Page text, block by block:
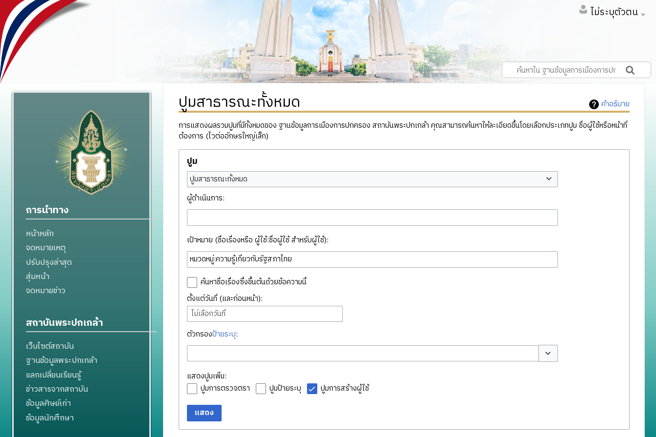
ไม่ระบุตัวตน
คำอธิบาย
ปูมสาธารณะทั้งหมด
การแสดงผลรวมปูมที่มีทั้งหมดของ ฐานข้อมูลการเมืองการปกครอง สถาบันพระปกเกล้า คุณสามารถค้นหาให้ละเอียดขึ้นโดยเลือกประเภทปูม ชื่อผู้ใช้หรือหน้าที่
ต้องการ (ไวต่ออักษรใหญ่เล็ก)
ปูม
ปูมสาธารณะทั้งหมด
ผู้ดำเนินการ:
เป้าหมาย (ชื่อเรื่องหรือ ผู้ใช้:ชื่อผู้ใช้ สำหรับผู้ใช้):
ค้นหาชื่อเรื่องซึ่งขึ้นต้นด้วยข้อความนี้
ตั้งแต่วันที่ (และก่อนหน้า):
ไม่เลือกวันที่
ตัวกรองป้ายระบุ:
สลับตัวเลือก
แสดงปูมเพิ่ม:
ปูมการตรวจตรา
ปูมป้ายระบุ ปูมการสร้างผู้ใช้
แสดง
การนำทาง
หน้าหลัก
จดหมายเหตุ
ปรับปรุงล่าสุด
สุ่มหน้า
จดหมายข่าว
สถาบันพระปกเกล้า
เว็บไซต์สถาบัน
ฐานข้อมูลพระปกเกล้า
แลกเปลี่ยนเรียนรู้
ข่าวสารจากสถาบัน
ข้อมูลศิษย์เก่า
ข้อมูลนักศึกษา